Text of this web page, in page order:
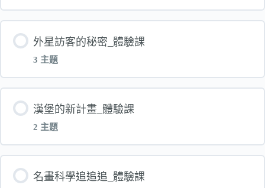
神話悟空-第一堂-上課影片
LEGO王國_講義
【體驗】LEGO積木帝國-第一堂-電子書
LEGO積木帝國-第一堂-上課影片
單元 內容
巧克力王國_講義
【體驗】巧克力王國-第一堂-電子書
巧克力王國-第一堂-上課影片
外星訪客的秘密_體驗課
3 主題
單元 內容
外星訪客的秘密_講義
【體驗】外星訪客的秘密-第一堂-電子書
漢堡的新計畫_體驗課
2 主題
單元 內容
名畫科學追追追_體驗課